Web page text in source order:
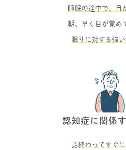
睡眠の途中で、目
朝、早く目が覚め
眠りに対する強
認知症に関係
話終わってすぐ